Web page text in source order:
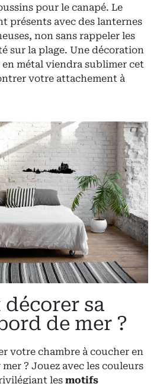
pour le canapé. Le
présents avec des lanternes
non sans rappeler les
sur la plage. Une décoration
métal viendra sublimer cet
votre attachement à
sa
de mer ?
votre chambre à coucher en
? Jouez avec les couleurs
les motifs